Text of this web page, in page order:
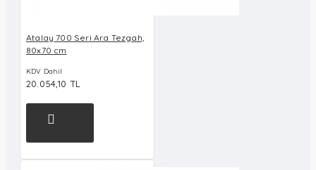
Atalay 700 Seri Ara Tezgah,
80x70 cm
KDV Dahil
20.054,10 TL